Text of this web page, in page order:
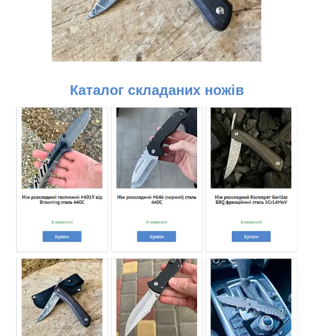
Каталог складаних ножів